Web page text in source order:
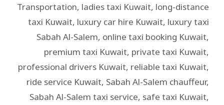
Transportation, ladies taxi Kuwait, long-distance
taxi Kuwait, luxury car hire Kuwait, luxury taxi
Sabah Al-Salem, online taxi booking Kuwait,
premium taxi Kuwait, private taxi Kuwait,
professional drivers Kuwait, reliable taxi Kuwait,
ride service Kuwait, Sabah Al-Salem chauffeur,
Sabah Al-Salem taxi service, safe taxi Kuwait,